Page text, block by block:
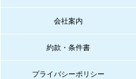
会社案内
約款・条件書
プライバシーポリシー